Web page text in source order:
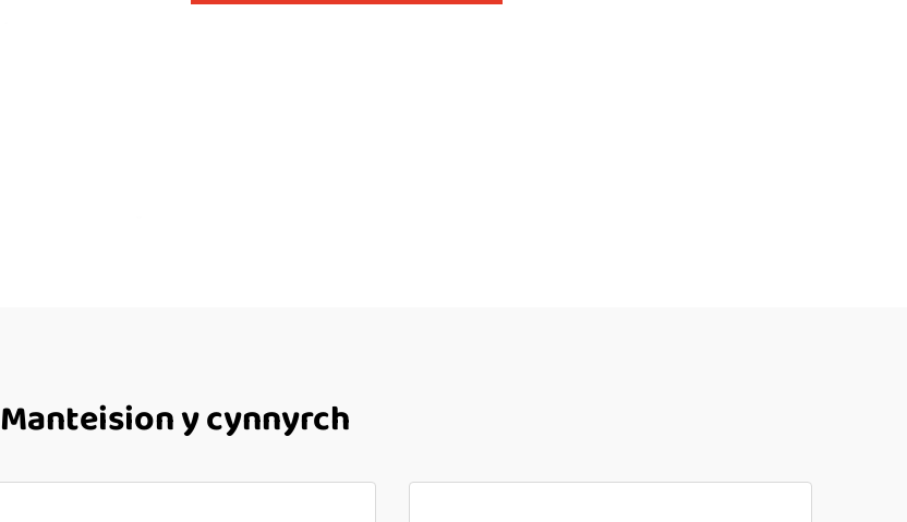
Manteision y cynnyrch